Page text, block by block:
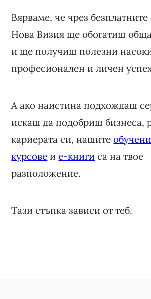
Вярваме, че чрез безплатните
Нова Визия ще обогатиш
и ще получиш полезни
професионален и личен
А ако наистина подхождаш
искаш да подобриш бизнеса,
кариерата си, нашите
курсове ие-книги са на твое
разположение.
Тази стъпка зависи от теб.